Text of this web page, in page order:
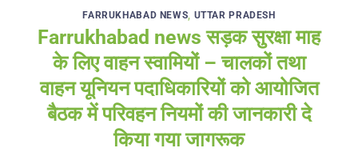
FARRUKHABAD NEWS, UTTAR PRADESH
Farrukhabad news सड़क सुरक्षा माह
के लिए वाहन स्वामियों – चालकों तथा
वाहन यूनियन पदाधिकारियों को आयोजित
बैठक में परिवहन नियमों की जानकारी दे
किया गया जागरूक